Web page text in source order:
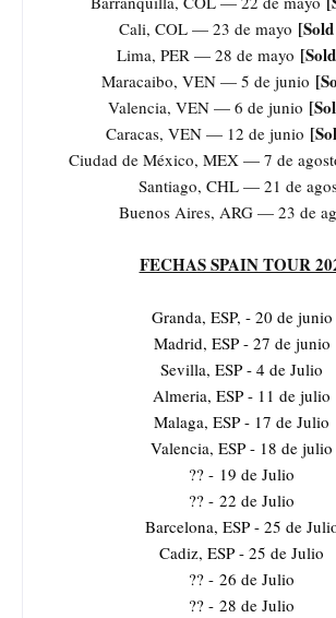
Cali, COL — 23 de mayo
Lima, PER — 28 de mayo
Maracaibo, VEN — 5 de junio
Valencia, VEN — 6 de junio
Caracas, VEN — 12 de junio
Ciudad de México, MEX — 7 de
Santiago, CHL — 21 de
Buenos Aires, ARG — 23 de
FECHAS SPAIN TOUR
Granda, ESP, - 20 de junio
Madrid, ESP - 27 de junio
Sevilla, ESP - 4 de Julio
Almeria, ESP - 11 de julio
Malaga, ESP - 17 de Julio
Valencia, ESP - 18 de julio
?? - 19 de Julio
?? - 22 de Julio
Barcelona, ESP - 25 de
Cadiz, ESP - 25 de Julio
?? - 26 de Julio
?? - 28 de Julio